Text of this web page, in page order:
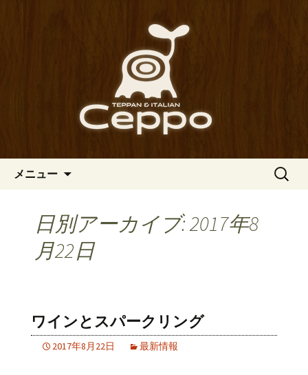
南船場・心斎橋のイタリアン
「Ceppo（チェッポ）」の公式
イタリアン「Ceppo（チェッポ）」。
さまざまなパスタや讃岐オリーブ牛の
ステーキのほか、バルメニューも豊富
にご用意。デートにも一人飲みのお客
様にもぴったりです。
メニュー
検
日別アーカイブ: 2017年8
月22日
ワインとスパークリング
2017年8月22日 最新情報